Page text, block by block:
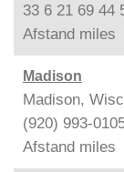
33 6 21 69 44
Afstand miles
Madison
Madison,
(920) 993-
Afstand miles